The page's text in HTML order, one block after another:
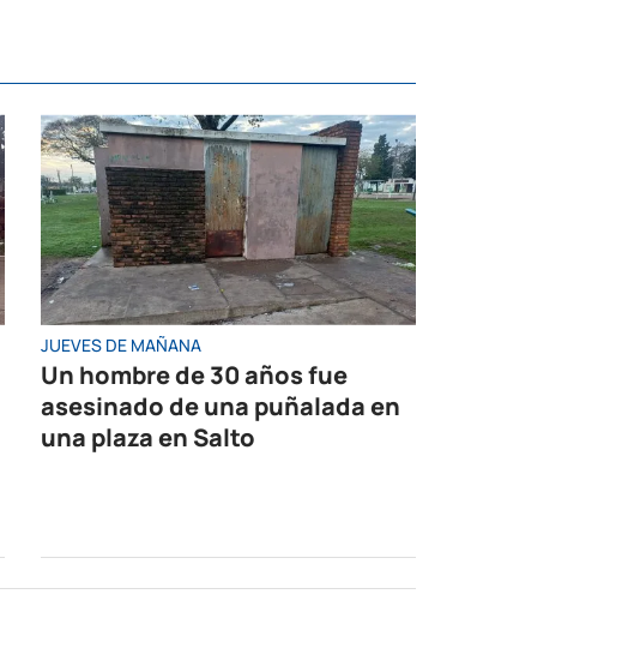
JUEVES DE MAÑANA
Un hombre de 30 años fue
asesinado de una puñalada en
una plaza en Salto